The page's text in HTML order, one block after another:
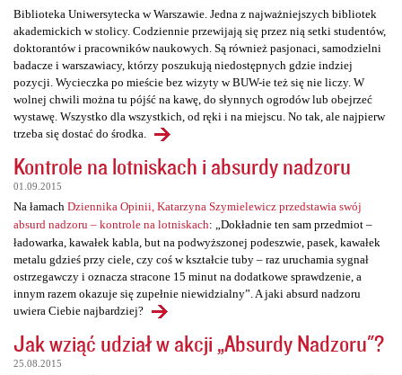
Biblioteka Uniwersytecka w Warszawie. Jedna z najważniejszych bibliotek
akademickich w stolicy. Codziennie przewijają się przez nią setki studentów,
doktorantów i pracowników naukowych. Są również pasjonaci, samodzielni
badacze i warszawiacy, którzy poszukują niedostępnych gdzie indziej
pozycji. Wycieczka po mieście bez wizyty w BUW-ie też się nie liczy. W
wolnej chwili można tu pójść na kawę, do słynnych ogrodów lub obejrzeć
wystawę. Wszystko dla wszystkich, od ręki i na miejscu. No tak, ale najpierw
trzeba się dostać do środka.
Kontrole na lotniskach i absurdy nadzoru
01.09.2015
Na łamach Dziennika Opinii, Katarzyna Szymielewicz przedstawia swój
absurd nadzoru – kontrole na lotniskach: „Dokładnie ten sam przedmiot –
ładowarka, kawałek kabla, but na podwyższonej podeszwie, pasek, kawałek
metalu gdzieś przy ciele, czy coś w kształcie tuby – raz uruchamia sygnał
ostrzegawczy i oznacza stracone 15 minut na dodatkowe sprawdzenie, a
innym razem okazuje się zupełnie niewidzialny”. A jaki absurd nadzoru
uwiera Ciebie najbardziej?
Jak wziąć udział w akcji „Absurdy Nadzoru"?
25.08.2015